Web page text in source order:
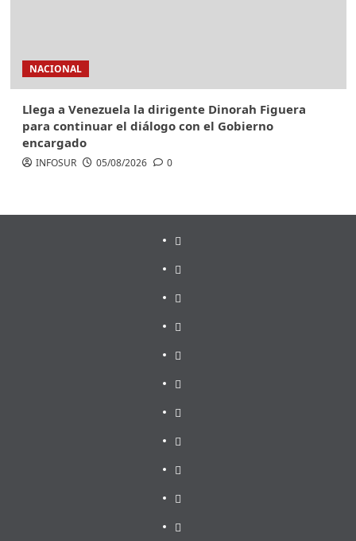
NACIONAL
Llega a Venezuela la dirigente Dinorah Figuera
para continuar el diálogo con el Gobierno
encargado
INFOSUR 05/08/2026 0